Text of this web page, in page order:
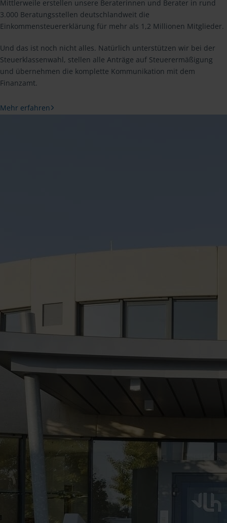
Mittlerweile erstellen unsere Beraterinnen und Berater in rund
3.000 Beratungsstellen deutschlandweit die
Einkommensteuererklärung für mehr als 1,2 Millionen Mitglieder.
Und das ist noch nicht alles. Natürlich unterstützen wir bei der
Steuerklassenwahl, stellen alle Anträge auf Steuerermäßigung
und übernehmen die komplette Kommunikation mit dem
Finanzamt.
Mehr erfahren